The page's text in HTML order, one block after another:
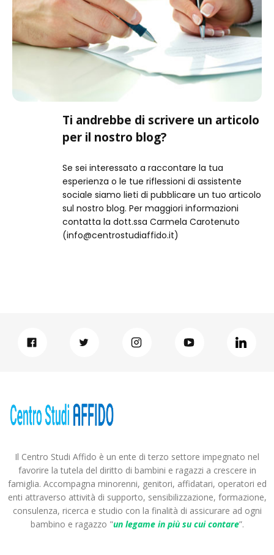
Ti andrebbe di scrivere un articolo
per il nostro blog?
Se sei interessato a raccontare la tua
esperienza o le tue riflessioni di assistente
sociale siamo lieti di pubblicare un tuo articolo
sul nostro blog. Per maggiori informazioni
contatta la dott.ssa Carmela Carotenuto
(info@centrostudiaffido.it)
Il Centro Studi Affido è un ente di terzo settore impegnato nel
favorire la tutela del diritto di bambini e ragazzi a crescere in
famiglia. Accompagna minorenni, genitori, affidatari, operatori ed
enti attraverso attività di supporto, sensibilizzazione, formazione,
consulenza, ricerca e studio con la finalità di assicurare ad ogni
bambino e ragazzo "un legame in più su cui contare”.